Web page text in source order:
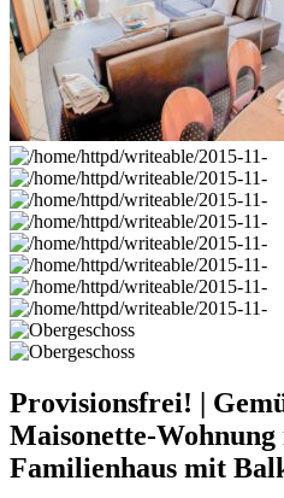
Provisionsfrei! |
Maisonette-Wohnung
Familienhaus mit